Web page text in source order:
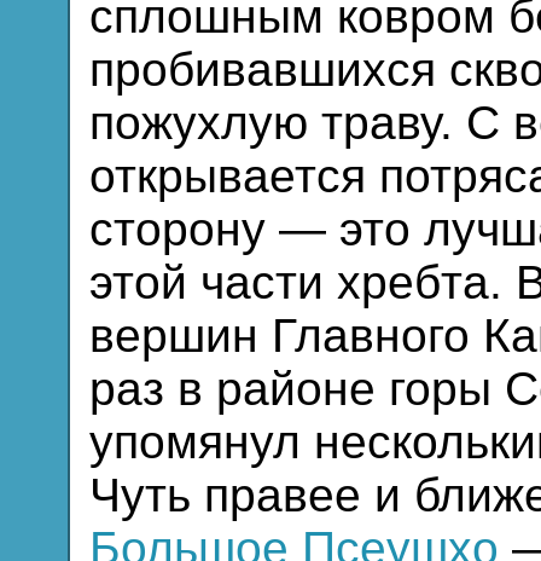
сплошным ковром
пробивавшихся
пожухлую траву. С
открывается
сторону — это
этой части хребта.
вершин Главного
раз в районе горы
упомянул
Чуть правее и
Большое Псеушхо